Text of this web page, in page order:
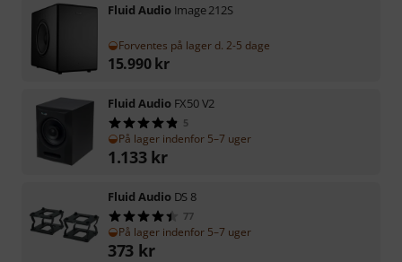
Fluid Audio Image 212S
Forventes på lager d. 2-5 dage
15.990 kr
Fluid Audio FX50 V2
5
På lager indenfor 5–7 uger
1.133 kr
Fluid Audio DS 8
77
På lager indenfor 5–7 uger
373 kr